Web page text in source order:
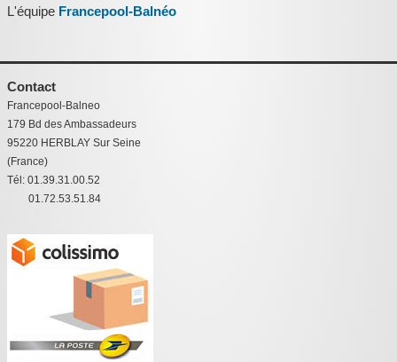
Contact
:
L'équipe Francepool-Balnéo
Contact
Francepool-Balneo
179 Bd des Ambassadeurs
95220 HERBLAY Sur Seine
(France)
Tél: 01.39.31.00.52
01.72.53.51.84